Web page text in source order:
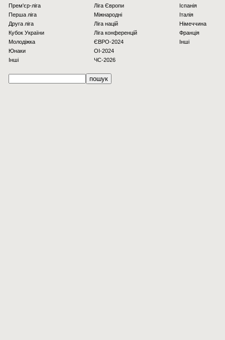
Прем'єр-ліга
Перша ліга
Друга ліга
Кубок України
Молодіжка
Юнаки
Інші
Ліга Європи
Міжнародні
Ліга націй
Ліга конференцій
ЄВРО-2024
OI-2024
ЧС-2026
Іспанія
Італія
Німеччина
Франція
Інші